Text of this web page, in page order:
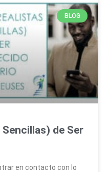
BLOG
de Ser
en contacto con lo